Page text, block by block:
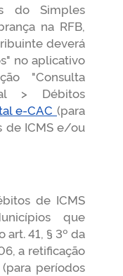
do Simples
na RFB,
deverá
no aplicativo
"Consulta
> Débitos
e-CAC(para
de ICMS e/ou
de ICMS
que
41, § 3º da
a retificação
períodos